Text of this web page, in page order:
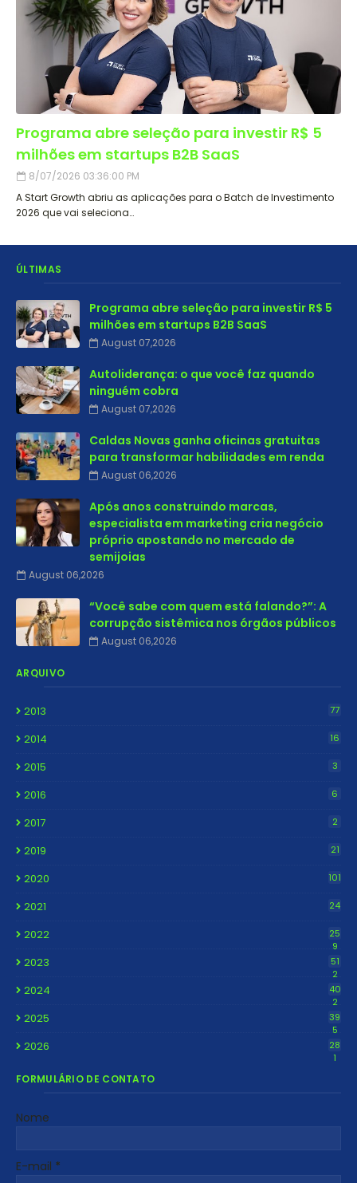
Programa abre seleção para investir R$ 5
milhões em startups B2B SaaS
8/07/2026 03:36:00 PM
A Start Growth abriu as aplicações para o Batch de Investimento
2026 que vai seleciona…
ÚLTIMAS
Programa abre seleção para investir R$ 5
milhões em startups B2B SaaS
August 07,2026
Autoliderança: o que você faz quando
ninguém cobra
August 07,2026
Caldas Novas ganha oficinas gratuitas
para transformar habilidades em renda
August 06,2026
Após anos construindo marcas,
especialista em marketing cria negócio
próprio apostando no mercado de
semijoias
August 06,2026
“Você sabe com quem está falando?”: A
corrupção sistêmica nos órgãos públicos
August 06,2026
ARQUIVO
2013 77
2014 16
2015 3
2016 6
2017 2
2019 21
2020 101
2021 24
2022
25
9
2023
51
2
2024
40
2
2025
39
5
2026
28
1
FORMULÁRIO DE CONTATO
Nome
E-mail *